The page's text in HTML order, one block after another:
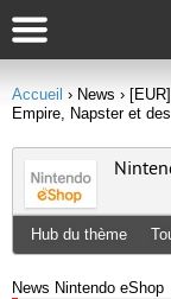
Accueil › News ›
Empire, Napster et
Hub du thème
News Nintendo eShop